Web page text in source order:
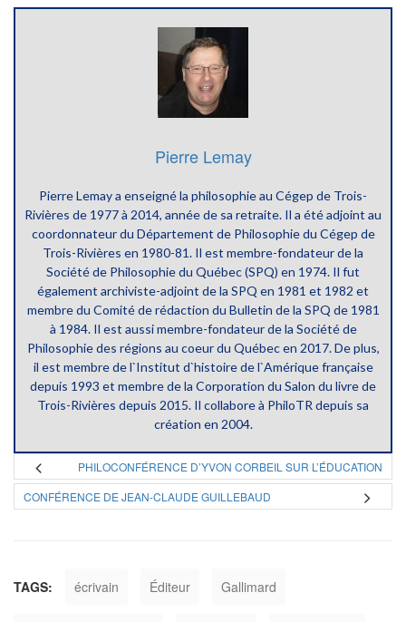
Pierre Lemay
Pierre Lemay a enseigné la philosophie au Cégep de Trois-
Rivières de 1977 à 2014, année de sa retraite. Il a été adjoint au
coordonnateur du Département de Philosophie du Cégep de
Trois-Rivières en 1980-81. Il est membre-fondateur de la
Société de Philosophie du Québec (SPQ) en 1974. Il fut
également archiviste-adjoint de la SPQ en 1981 et 1982 et
membre du Comité de rédaction du Bulletin de la SPQ de 1981
à 1984. Il est aussi membre-fondateur de la Société de
Philosophie des régions au coeur du Québec en 2017. De plus,
il est membre de l`Institut d`histoire de l`Amérique française
depuis 1993 et membre de la Corporation du Salon du livre de
Trois-Rivières depuis 2015. Il collabore à PhiloTR depuis sa
création en 2004.
PHILOCONFÉRENCE D’YVON CORBEIL SUR L’ÉDUCATION
CONFÉRENCE DE JEAN-CLAUDE GUILLEBAUD
TAGS: écrivain Éditeur Gallimard